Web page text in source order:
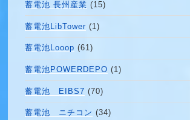
蓄電池 長州産業 (15)
蓄電池LibTower (1)
蓄電池Looop (61)
蓄電池POWERDEPO (1)
蓄電池 EIBS7 (70)
蓄電池 ニチコン (34)